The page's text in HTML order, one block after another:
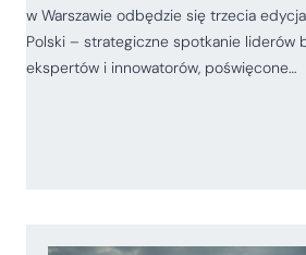
w Warszawie odbędzie się trzecia
Polski – strategiczne spotkanie liderów
ekspertów i innowatorów, poświęcone…